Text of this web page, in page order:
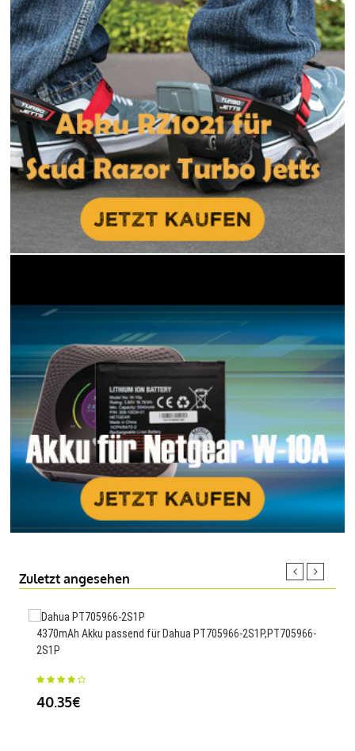
Zuletzt angesehen
4370mAh Akku passend für Dahua PT705966-2S1P,PT705966-
2S1P
40.35€